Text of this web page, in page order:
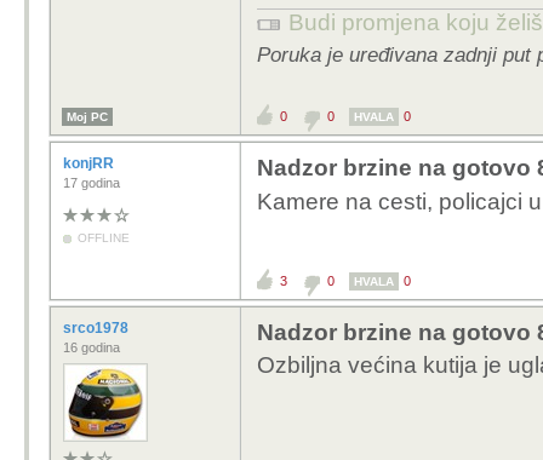
Budi promjena koju
Poruka je uređivana zadnji put
Moj PC 0 0 HVALA 0
konjRR
17 godina
OFFLINE
Nadzor brzine na gotovo
Kamere na cesti, policajci
3 0 HVALA 0
srco1978
16 godina
Nadzor brzine na gotovo
Ozbiljna većina kutija je